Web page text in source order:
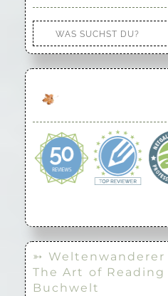
➳ Weltenwanderer
The Art of Reading
Buchwelt